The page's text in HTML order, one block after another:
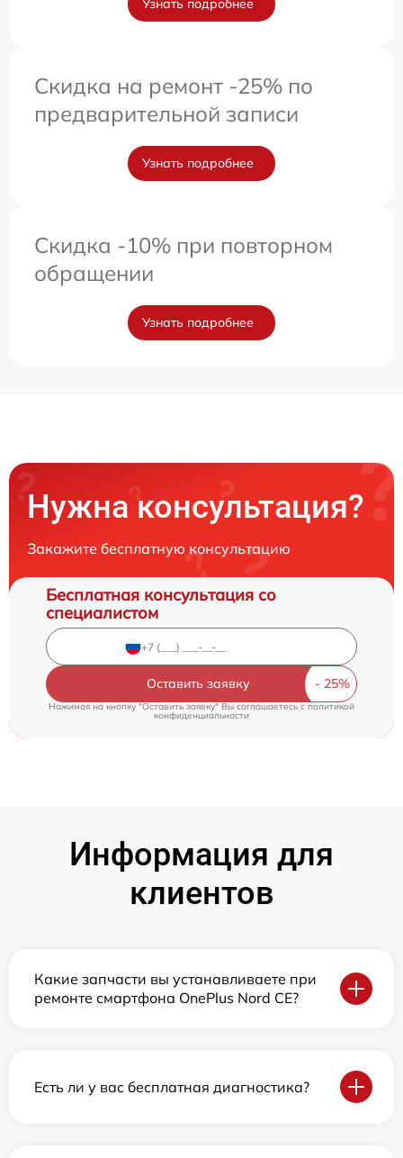
Узнать подробнее
Скидка на ремонт -25% по
предварительной записи
Узнать подробнее
Скидка -10% при повторном
обращении
Узнать подробнее
Нужна консультация?
Закажите бесплатную консультацию
Бесплатная консультация со
специалистом
Оставить заявку
Нажимая на кнопку "Оставить заявку" Вы соглашаетесь c политикой
конфиденциальности
Информация для
клиентов
Какие запчасти вы устанавливаете при
ремонте смартфона OnePlus Nord CE?
Есть ли у вас бесплатная диагностика?